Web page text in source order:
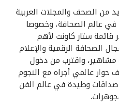
من الصحف والمجلات العربية
في عالم الصحافة، وخصوصا
قائمة ستار كاونت لأهم
الصحافة الرقمية والإعلام
واقترب من دخول
عالمي أجراه مع النجوم
صداقات وطيدة في عالم الفن